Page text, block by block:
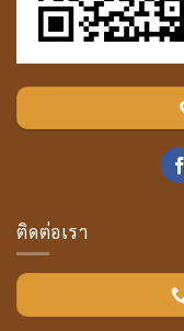
ติดต่อเรา